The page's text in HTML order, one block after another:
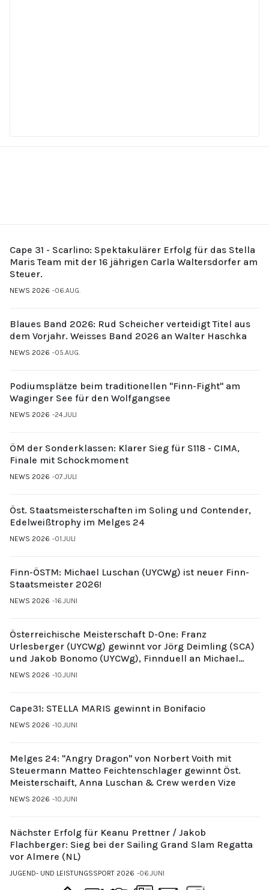
Cape 31 - Scarlino: Spektakulärer Erfolg für das Stella
Maris Team mit der 16 jährigen Carla Waltersdorfer am
Steuer.
NEWS 2026 06.AUG.
Blaues Band 2026: Rud Scheicher verteidigt Titel aus
dem Vorjahr. Weisses Band 2026 an Walter Haschka
NEWS 2026 05.AUG.
Podiumsplätze beim traditionellen "Finn-Fight" am
Waginger See für den Wolfgangsee
NEWS 2026 24.JULI
ÖM der Sonderklassen: Klarer Sieg für S118 - CIMA,
Finale mit Schockmoment
NEWS 2026 07.JULI
Öst. Staatsmeisterschaften im Soling und Contender,
Edelweißtrophy im Melges 24
NEWS 2026 01.JULI
Finn-ÖSTM: Michael Luschan (UYCWg) ist neuer Finn-
Staatsmeister 2026!
NEWS 2026 16.JUNI
Österreichische Meisterschaft D-One: Franz
Urlesberger (UYCWg) gewinnt vor Jörg Deimling (SCA)
und Jakob Bonomo (UYCWg), Finnduell an Michael
Gubi (UYCMo)
NEWS 2026 10.JUNI
Cape31: STELLA MARIS gewinnt in Bonifacio
NEWS 2026 10.JUNI
Melges 24: "Angry Dragon" von Norbert Voith mit
Steuermann Matteo Feichtenschlager gewinnt Öst.
Meisterschaift, Anna Luschan & Crew werden Vize
NEWS 2026 10.JUNI
Nächster Erfolg für Keanu Prettner / Jakob
Flachberger: Sieg bei der Sailing Grand Slam Regatta
vor Almere (NL)
JUGEND- UND LEISTUNGSSPORT 2026 06.JUNI